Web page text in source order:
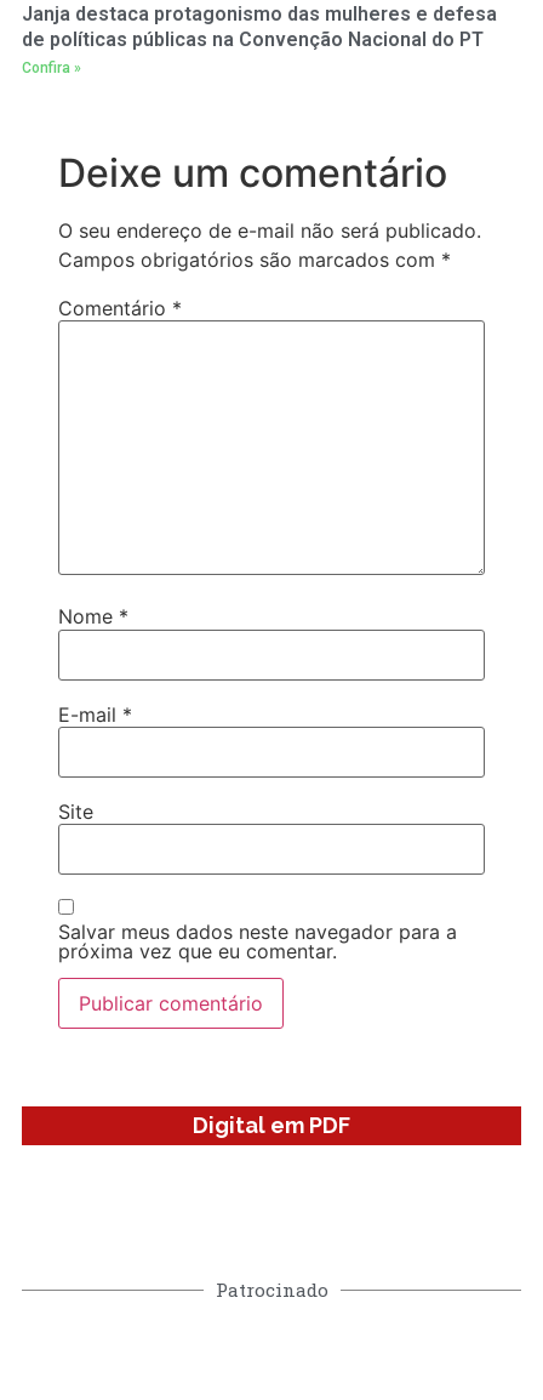
Janja destaca protagonismo das mulheres e defesa
de políticas públicas na Convenção Nacional do PT
Confira »
Deixe um comentário
O seu endereço de e-mail não será publicado.
Campos obrigatórios são marcados com *
Comentário *
Nome *
E-mail *
Site
Salvar meus dados neste navegador para a
próxima vez que eu comentar.
Digital em PDF
Patrocinado